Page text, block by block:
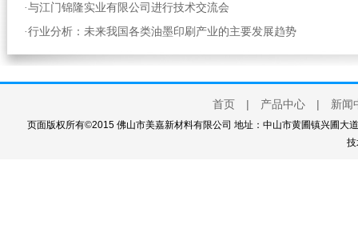
·与江门锦隆实业有限公司进行技术交流会
·行业分析：未来我国各类油墨印刷产业的主要发展趋势
首页 | 产品中心 | 新闻
页面版权所有©2015 佛山市美嘉新材料有限公司 地址：中山市黄圃镇兴圃大